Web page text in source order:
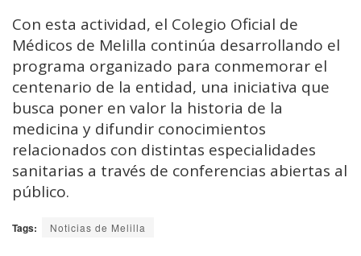
Con esta actividad, el Colegio Oficial de
Médicos de Melilla continúa desarrollando el
programa organizado para conmemorar el
centenario de la entidad, una iniciativa que
busca poner en valor la historia de la
medicina y difundir conocimientos
relacionados con distintas especialidades
sanitarias a través de conferencias abiertas al
público.
Tags: Noticias de Melilla